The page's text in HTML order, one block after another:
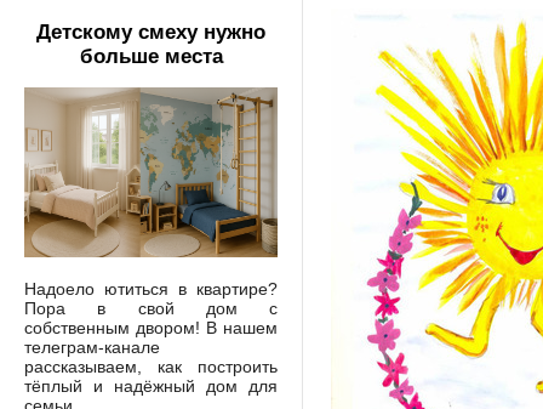
Детскому смеху нужно
больше места
Надоело ютиться в квартире?
Пора в свой дом с
собственным двором! В нашем
телеграм-канале
рассказываем, как построить
тёплый и надёжный дом для
семьи.